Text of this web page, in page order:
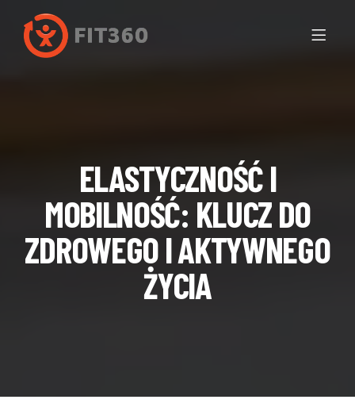
ELASTYCZNOŚĆ I
MOBILNOŚĆ: KLUCZ DO
ZDROWEGO I AKTYWNEGO
ŻYCIA